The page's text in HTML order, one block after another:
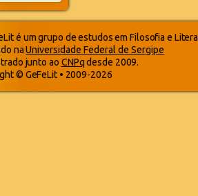
é um grupo de estudos em Filosofia e
naUniversidade Federal de Sergipe
junto ao CNPqdesde 2009.
© GeFeLit • 2009-2026